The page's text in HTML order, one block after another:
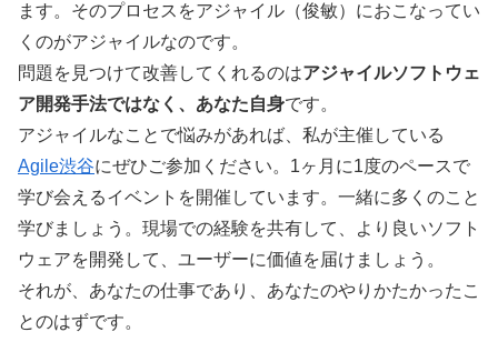
ます。そのプロセスをアジャイル（俊敏）におこなってい
くのがアジャイルなのです。
問題を見つけて改善してくれるのはアジャイルソフトウェ
ア開発手法ではなく、あなた自身です。
アジャイルなことで悩みがあれば、私が主催している
Agile渋谷にぜひご参加ください。1ヶ月に1度のペースで
学び会えるイベントを開催しています。一緒に多くのこと
学びましょう。現場での経験を共有して、より良いソフト
ウェアを開発して、ユーザーに価値を届けましょう。
それが、あなたの仕事であり、あなたのやりかたかったこ
とのはずです。